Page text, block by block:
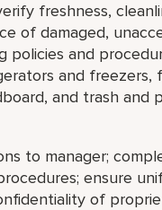
freshness,
of damaged,
and
and freezers,
and trash and
to manager;
ensure
of